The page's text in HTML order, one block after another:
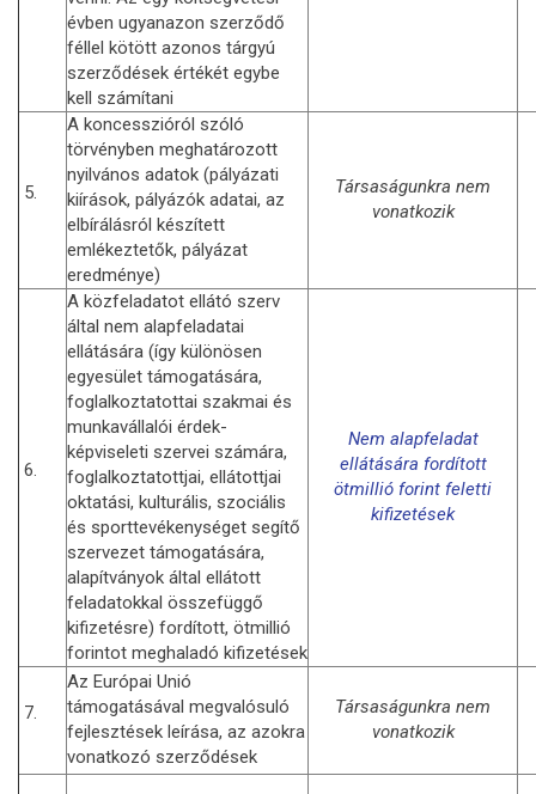
évben ugyanazon szerződő
féllel kötött azonos tárgyú
szerződések értékét egybe
kell számítani
5.
A koncesszióról szóló
törvényben meghatározott
nyilvános adatok (pályázati
kiírások, pályázók adatai, az
elbírálásról készített
emlékeztetők, pályázat
eredménye)
Társaságunkra nem
vonatkozik
6.
A közfeladatot ellátó szerv
által nem alapfeladatai
ellátására (így különösen
egyesület támogatására,
foglalkoztatottai szakmai és
munkavállalói érdek-
képviseleti szervei számára,
foglalkoztatottjai, ellátottjai
oktatási, kulturális, szociális
és sporttevékenységet segítő
szervezet támogatására,
alapítványok által ellátott
feladatokkal összefüggő
kifizetésre) fordított, ötmillió
forintot meghaladó kifizetések
Nem alapfeladat
ellátására fordított
ötmillió forint feletti
kifizetések
7.
Az Európai Unió
támogatásával megvalósuló
fejlesztések leírása, az azokra
vonatkozó szerződések
Társaságunkra nem
vonatkozik